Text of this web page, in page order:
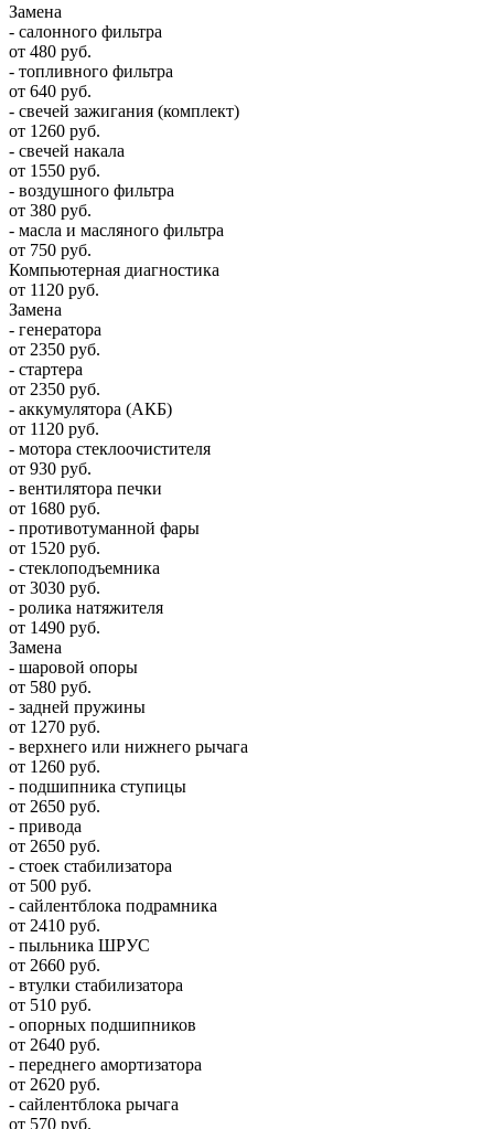
Замена
- салонного фильтра
от 480 руб.
- топливного фильтра
от 640 руб.
- свечей зажигания (комплект)
от 1260 руб.
- свечей накала
от 1550 руб.
- воздушного фильтра
от 380 руб.
- масла и масляного фильтра
от 750 руб.
Компьютерная диагностика
от 1120 руб.
Замена
- генератора
от 2350 руб.
- стартера
от 2350 руб.
- аккумулятора (АКБ)
от 1120 руб.
- мотора стеклоочистителя
от 930 руб.
- вентилятора печки
от 1680 руб.
- противотуманной фары
от 1520 руб.
- стеклоподъемника
от 3030 руб.
- ролика натяжителя
от 1490 руб.
Замена
- шаровой опоры
от 580 руб.
- задней пружины
от 1270 руб.
- верхнего или нижнего рычага
от 1260 руб.
- подшипника ступицы
от 2650 руб.
- привода
от 2650 руб.
- стоек стабилизатора
от 500 руб.
- сайлентблока подрамника
от 2410 руб.
- пыльника ШРУС
от 2660 руб.
- втулки стабилизатора
от 510 руб.
- опорных подшипников
от 2640 руб.
- переднего амортизатора
от 2620 руб.
- сайлентблока рычага
от 570 руб.